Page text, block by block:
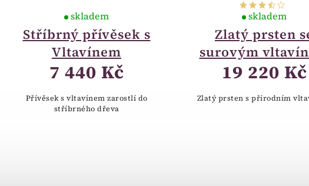
Stříbrný přívěsek s
Vltavínem
skladem
7 440 Kč
Přívěsek s vltavínem zarostlí do
stříbrného dřeva
Zlatý prsten
surovým
skladem
19 220 Kč
Zlatý prsten s přírodním